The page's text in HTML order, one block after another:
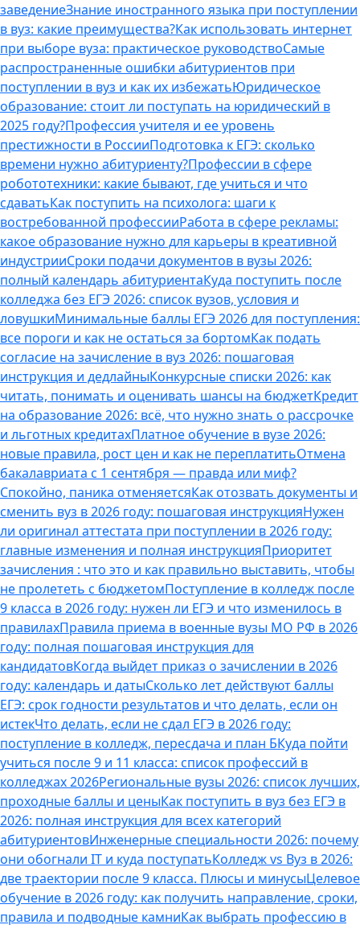
заведениеЗнание иностранного языка при поступлении
в вуз: какие преимущества?Как использовать интернет
при выборе вуза: практическое руководствоСамые
распространенные ошибки абитуриентов при
поступлении в вуз и как их избежатьЮридическое
образование: стоит ли поступать на юридический в
2025 году?Профессия учителя и ее уровень
престижности в РоссииПодготовка к ЕГЭ: сколько
времени нужно абитуриенту?Профессии в сфере
робототехники: какие бывают, где учиться и что
сдаватьКак поступить на психолога: шаги к
востребованной профессииРабота в сфере рекламы:
какое образование нужно для карьеры в креативной
индустрииСроки подачи документов в вузы 2026:
полный календарь абитуриентаКуда поступить после
колледжа без ЕГЭ 2026: список вузов, условия и
ловушкиМинимальные баллы ЕГЭ 2026 для поступления:
все пороги и как не остаться за бортомКак подать
согласие на зачисление в вуз 2026: пошаговая
инструкция и дедлайныКонкурсные списки 2026: как
читать, понимать и оценивать шансы на бюджетКредит
на образование 2026: всё, что нужно знать о рассрочке
и льготных кредитахПлатное обучение в вузе 2026:
новые правила, рост цен и как не переплатитьОтмена
бакалавриата с 1 сентября — правда или миф?
Спокойно, паника отменяетсяКак отозвать документы и
сменить вуз в 2026 году: пошаговая инструкцияНужен
ли оригинал аттестата при поступлении в 2026 году:
главные изменения и полная инструкцияПриоритет
зачисления : что это и как правильно выставить, чтобы
не пролететь с бюджетомПоступление в колледж после
9 класса в 2026 году: нужен ли ЕГЭ и что изменилось в
правилахПравила приема в военные вузы МО РФ в 2026
году: полная пошаговая инструкция для
кандидатовКогда выйдет приказ о зачислении в 2026
году: календарь и датыСколько лет действуют баллы
ЕГЭ: срок годности результатов и что делать, если он
истекЧто делать, если не сдал ЕГЭ в 2026 году:
поступление в колледж, пересдача и план БКуда пойти
учиться после 9 и 11 класса: список профессий в
колледжах 2026Региональные вузы 2026: список лучших,
проходные баллы и ценыКак поступить в вуз без ЕГЭ в
2026: полная инструкция для всех категорий
абитуриентовИнженерные специальности 2026: почему
они обогнали IT и куда поступатьКолледж vs Вуз в 2026:
две траектории после 9 класса. Плюсы и минусыЦелевое
обучение в 2026 году: как получить направление, сроки,
правила и подводные камниКак выбрать профессию в